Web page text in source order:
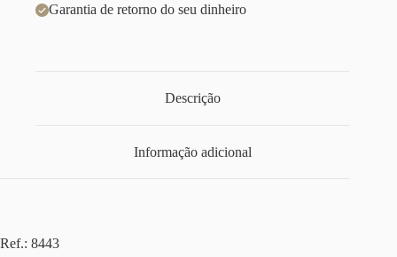
Garantia de retorno do seu dinheiro
Descrição
Informação adicional
Ref.: 8443